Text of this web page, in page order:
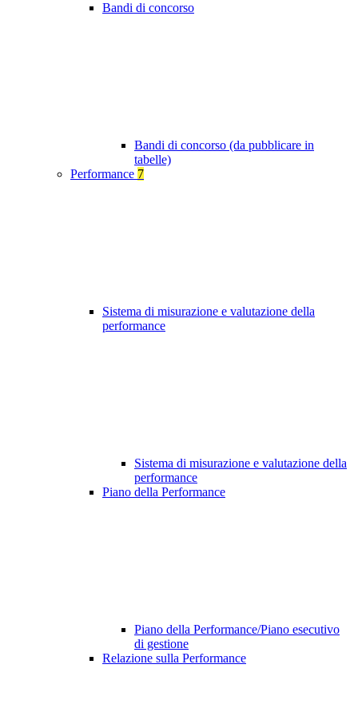
Bandi di concorso
Bandi di concorso (da pubblicare in
tabelle)
Performance 7
Sistema di misurazione e valutazione della
performance
Sistema di misurazione e valutazione della
performance
Piano della Performance
Piano della Performance/Piano esecutivo
di gestione
Relazione sulla Performance